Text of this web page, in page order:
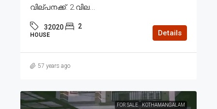
വില്പനക്ക്. 2.വില...
32020 2
HOUSE Details
57 years ago
FOR SALE KOTHAMANGALAM